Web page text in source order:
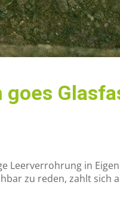
Leerverrohrung in
zu reden, zahlt sich